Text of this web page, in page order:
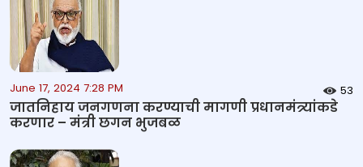
June 17, 2024 7:28 PM 53
जातनिहाय जनगणना करण्याची मागणी प्रधानमंत्र्यांकडे
करणार – मंत्री छगन भुजबळ